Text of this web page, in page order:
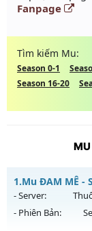
Fanpage
Tìm kiếm Mu:
Season 0-1
Season 16-20
1.Mu ĐAM MÊ -
- Server:
- Phiên Bản: